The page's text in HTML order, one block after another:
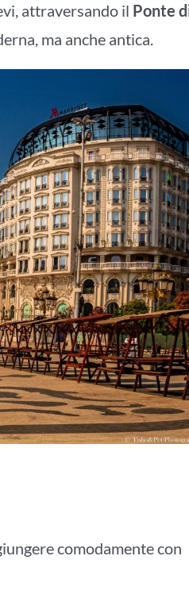
attraversando il Ponte
ma anche antica.
comodamente con